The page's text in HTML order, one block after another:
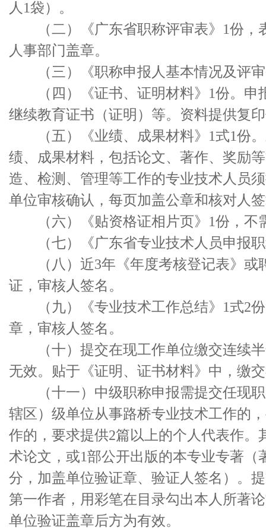
人1袋）。
（二）《广东省职称评审表》1份，
人事部门盖章。
（三）《职称申报人基本情况及评审
（四）《证书、证明材料》1份。申
继续教育证书（证明）等。资料提供复
（五）《业绩、成果材料》1式1份。
绩、成果材料，包括论文、著作、奖励
造、检测、管理等工作的专业技术人员
单位审核确认，每页加盖公章和核对人
（六）《贴资格证相片页》1份，不
（七）《广东省专业技术人员申报职
（八）近3年《年度考核登记表》或
证，审核人签名。
（九）《专业技术工作总结》1式2份
章，审核人签名。
（十）提交在现工作单位缴交连续半
无效。贴于《证明、证书材料》中，缴
（十一）中级职称申报需提交任现职
辖区）级单位从事路桥专业技术工作的
作的，要求提供2篇以上的个人代表作
术论文，或1部公开出版的本专业专著
分，加盖单位验证章、验证人签名）。
第一作者，用彩笔在目录勾出本人所著
单位验证盖章后方为有效。